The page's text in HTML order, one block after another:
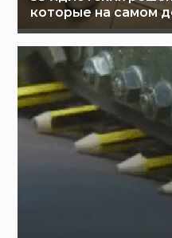
которые на самом